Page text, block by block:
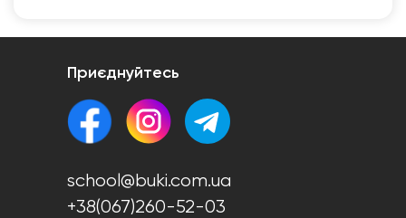
Приєднуйтесь
school@buki.com.ua
+38(067)260-52-03